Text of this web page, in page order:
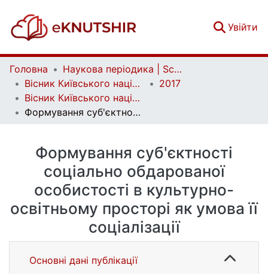
Увійти
Головна
Наукова періодика | Scientific periodicals
Вісник Київського національного університету імені Тараса Шевченка. Психологія | Bulletin of Taras Shevchenko National University of Kyiv. Psychology
2017
Вісник Київського національного університету імені Тараса Шевченка. Психологія. Вип. 1(6)/2(7)
Формування суб'єктності соціально обдарованої особистості в культурно-освітньому просторі як умова її соціалізації
Формування суб'єктності
соціально обдарованої
особистості в культурно-
освітньому просторі як умова її
соціалізації
Основні дані публікації